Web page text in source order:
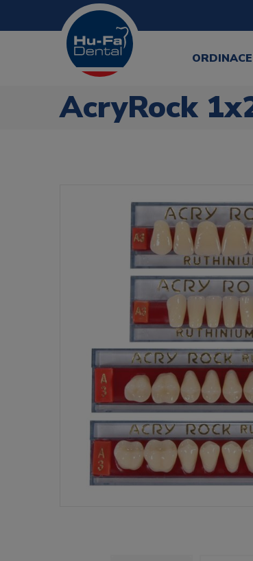
ORDINACE
AcryRock